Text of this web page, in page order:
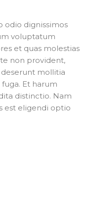
odio dignissimos
voluptatum
et quas molestias
non provident,
mollitia
Et harum
distinctio. Nam
est eligendi optio